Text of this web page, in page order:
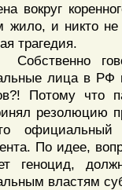
вокруг
жило, и никто
трагедия.
лица в РФ
Потому что
резолюцию
официальный
По идее,
геноцид,
властям